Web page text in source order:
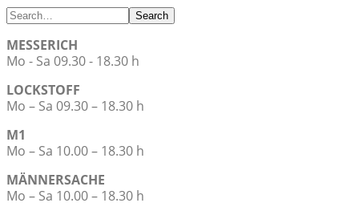
Search
MESSERICH
Mo - Sa 09.30 - 18.30 h
LOCKSTOFF
Mo – Sa 09.30 – 18.30 h
M1
Mo – Sa 10.00 – 18.30 h
MÄNNERSACHE
Mo – Sa 10.00 – 18.30 h